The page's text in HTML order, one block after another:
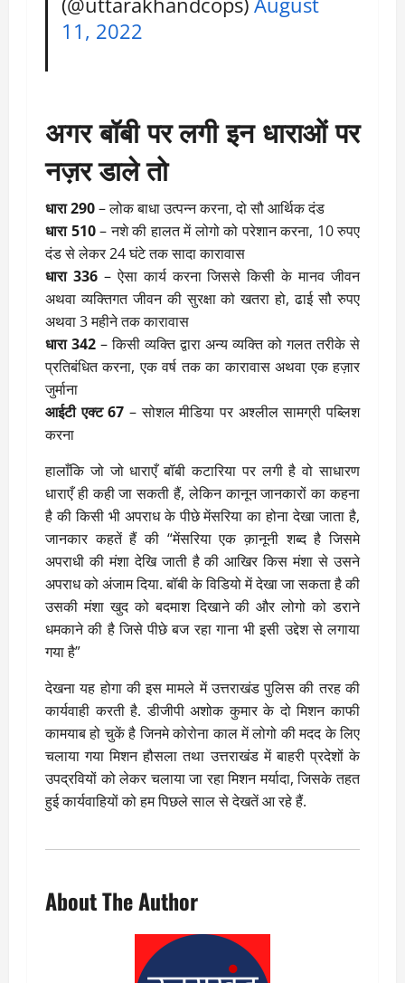
11, 2022
अगर बॉबी पर लगी इन धाराओं पर
नज़र डाले तो
धारा 290– लोक बाधा उत्पन्न करना, दो सौ आर्थिक दंड
धारा 510– नशे की हालत में लोगो को परेशान करना, 10 रुपए
दंड से लेकर 24 घंटे तक सादा कारावास
धारा 336– ऐसा कार्य करना जिससे किसी के मानव जीवन
अथवा व्यक्तिगत जीवन की सुरक्षा को खतरा हो, ढाई सौ रुपए
अथवा 3 महीने तक कारावास
धारा 342 – किसी व्यक्ति द्वारा अन्य व्यक्ति को गलत तरीके से
प्रतिबंधित करना, एक वर्ष तक का कारावास अथवा एक हज़ार
जुर्माना
आईटी एक्ट 67 – सोशल मीडिया पर अश्लील सामग्री पब्लिश
करना
हालाँकि जो जो धाराएँ बॉबी कटारिया पर लगी है वो साधारण
धाराएँ ही कही जा सकती हैं, लेकिन कानून जानकारों का कहना
है की किसी भी अपराध के पीछे मेंसरिया का होना देखा जाता है,
जानकार कहतें हैं की “मेंसरिया एक क़ानूनी शब्द है जिसमे
अपराधी की मंशा देखि जाती है की आखिर किस मंशा से उसने
अपराध को अंजाम दिया. बॉबी के विडियो में देखा जा सकता है की
उसकी मंशा खुद को बदमाश दिखाने की और लोगो को डराने
धमकाने की है जिसे पीछे बज रहा गाना भी इसी उद्देश से लगाया
गया है”
देखना यह होगा की इस मामले में उत्तराखंड पुलिस की तरह की
कार्यवाही करती है. डीजीपी अशोक कुमार के दो मिशन काफी
कामयाब हो चुकें है जिनमे कोरोना काल में लोगो की मदद के लिए
चलाया गया मिशन हौसला तथा उत्तराखंड में बाहरी प्रदेशों के
उपद्रवियों को लेकर चलाया जा रहा मिशन मर्यादा, जिसके तहत
हुई कार्यवाहियों को हम पिछले साल से देखतें आ रहे हैं.
About The Author